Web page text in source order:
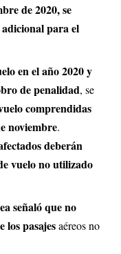
de 2020, se
para el
en el año 2020 y
de penalidad, se
comprendidas
noviembre.
deberán
vuelo no utilizado
señaló que no
pasajesaéreos no